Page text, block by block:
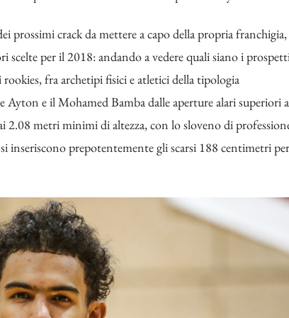
prossimi crack da mettere a capo della propria franchigia,
scelte per il 2018: andando a vedere quali siano i
fra archetipi fisici e atletici della tipologia
e il Mohamed Bamba dalle aperture alari superiori
metri minimi di altezza, con lo sloveno di
inseriscono prepotentemente gli scarsi 188 centimetri per